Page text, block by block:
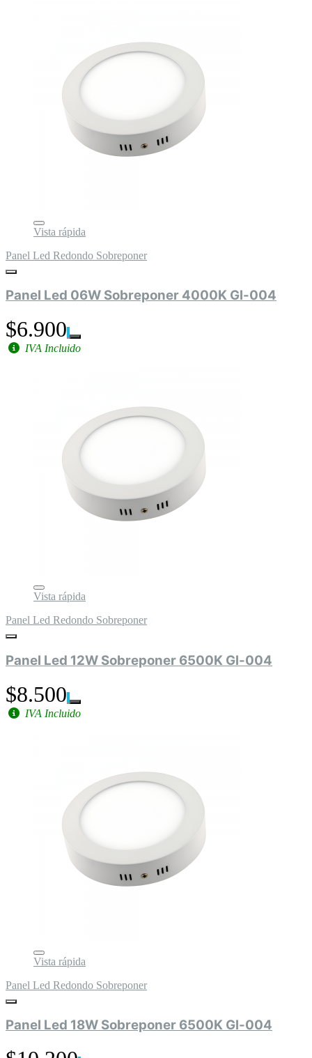
Vista rápida
Panel Led Redondo Sobreponer
Panel Led 06W Sobreponer 4000K Gl-004
$6.900
IVA Incluido
Vista rápida
Panel Led Redondo Sobreponer
Panel Led 12W Sobreponer 6500K Gl-004
$8.500
IVA Incluido
Vista rápida
Panel Led Redondo Sobreponer
Panel Led 18W Sobreponer 6500K Gl-004